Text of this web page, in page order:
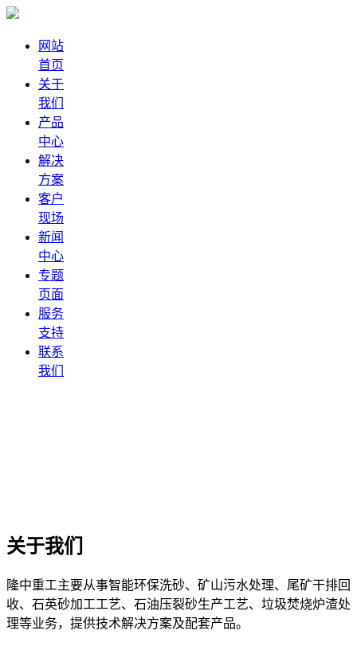
网站
首页
关于
我们
产品
中心
解决
方案
客户
现场
新闻
中心
专题
页面
服务
支持
联系
我们
关于我们
隆中重工主要从事智能环保洗砂、矿山污水处理、尾矿干排回
收、石英砂加工工艺、石油压裂砂生产工艺、垃圾焚烧炉渣处
理等业务，提供技术解决方案及配套产品。